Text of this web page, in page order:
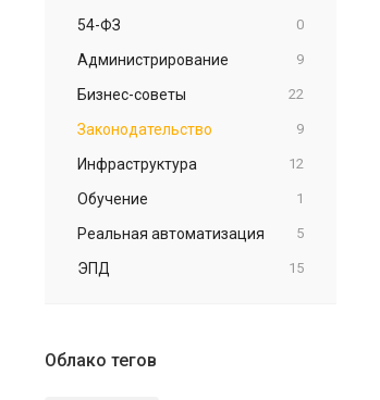
54-ФЗ 0
Администрирование 9
Бизнес-советы 22
Законодательство 9
Инфраструктура 12
Обучение 1
Реальная автоматизация 5
ЭПД 15
Облако тегов